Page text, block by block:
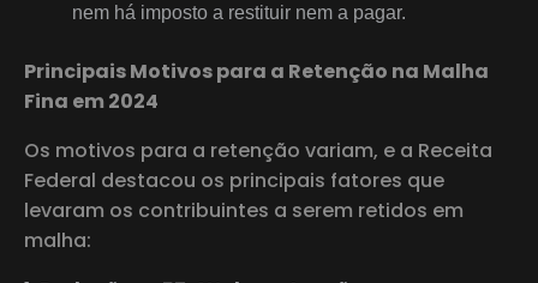
nem há imposto a restituir nem a pagar.
Principais Motivos para a Retenção na Malha
Fina em 2024
Os motivos para a retenção variam, e a Receita
Federal destacou os principais fatores que
levaram os contribuintes a serem retidos em
malha: